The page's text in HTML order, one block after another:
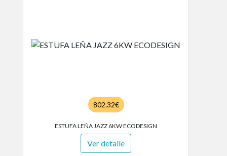
802.32€
ESTUFA LEÑA JAZZ 6KW ECODESIGN
Ver detalle